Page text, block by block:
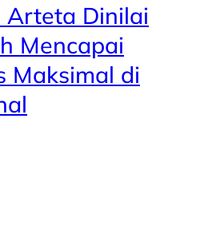
Arteta Dinilai
Mencapai
Maksimal di